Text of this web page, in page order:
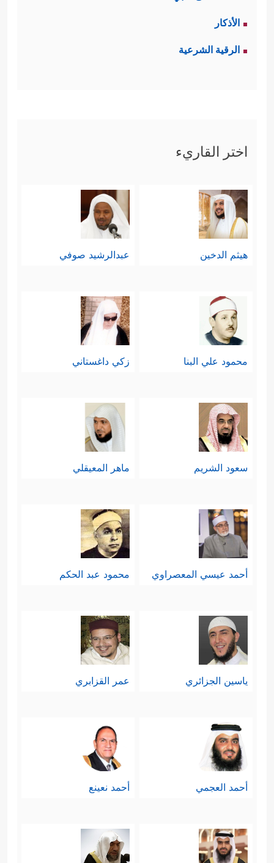
الأذكار
الرقية الشرعية
اختر القاريء
هيثم الدخين عبدالرشيد صوفي
محمود علي البنا زكي داغستاني
سعود الشريم ماهر المعيقلي
أحمد عيسي المعصراوي محمود عبد الحكم
ياسين الجزائري عمر القزابري
أحمد العجمي أحمد نعينع